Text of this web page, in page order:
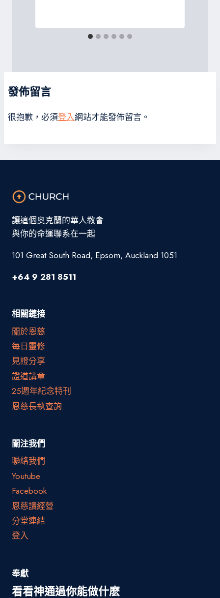
發佈留言
很抱歉，必須登入網站才能發佈留言。
讓這個奧克蘭的華人教會
與你的命運聯系在一起
101 Great South Road, Epsom, Auckland 1051
+64 9 281 8511
相關鏈接
關於恩慈
每日靈修
見證分享
證道講章
25週年紀念特刊
恩慈長執查詢
關注我們
聯絡我們
Youtube
Facebook
恩慈讀經營
分堂連結
登入
奉獻
看看神通過你能做什麽